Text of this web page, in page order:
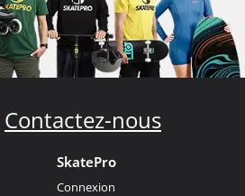
Contactez-nous
SkatePro
Connexion